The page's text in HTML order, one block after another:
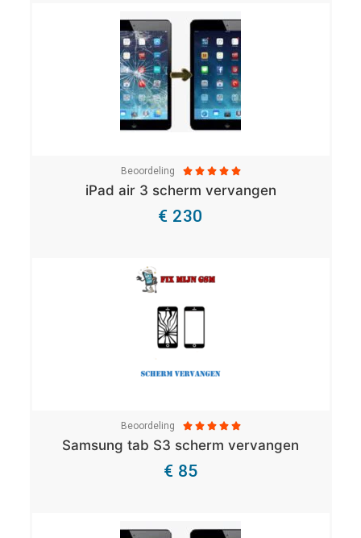
Beoordeling     
iPad air 3 scherm vervangen
€ 230
Bekijk Details
Beoordeling     
Samsung tab S3 scherm vervangen
€ 85
Bekijk Details